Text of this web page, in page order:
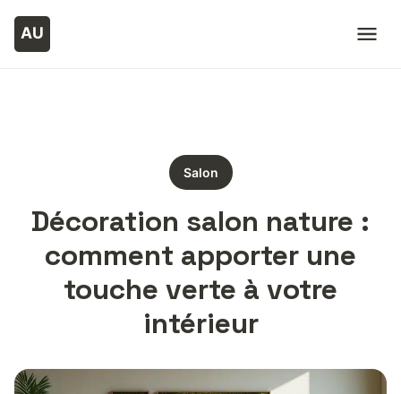
Salon
Décoration salon nature :
comment apporter une
touche verte à votre
intérieur